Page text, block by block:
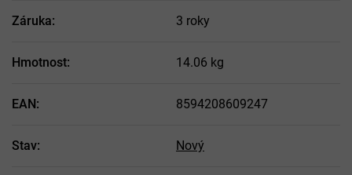
Záruka: 3 roky
Hmotnost: 14.06 kg
EAN: 8594208609247
Stav: Nový